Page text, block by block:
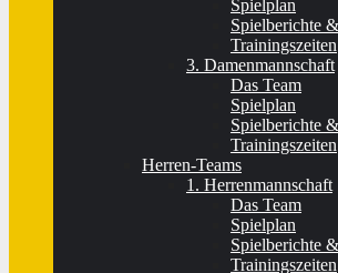
Spielplan
Spielberichte
Trainingszeiten
3. Damenmannschaft
Das Team
Spielplan
Spielberichte
Trainingszeiten
Herren-Teams
1. Herrenmannschaft
Das Team
Spielplan
Spielberichte
Trainingszeiten